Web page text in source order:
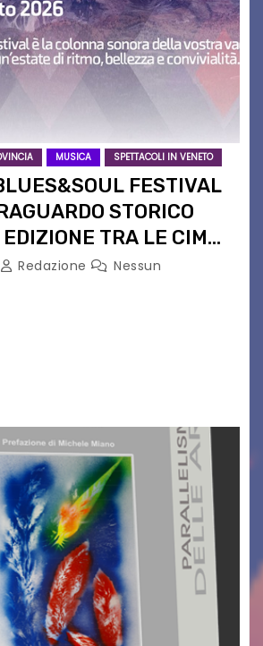
MUSICA SPETTACOLI IN VENETO
FESTIVAL
STORICO
TRA LE CIME
UNESCO
Redazione
Nessun